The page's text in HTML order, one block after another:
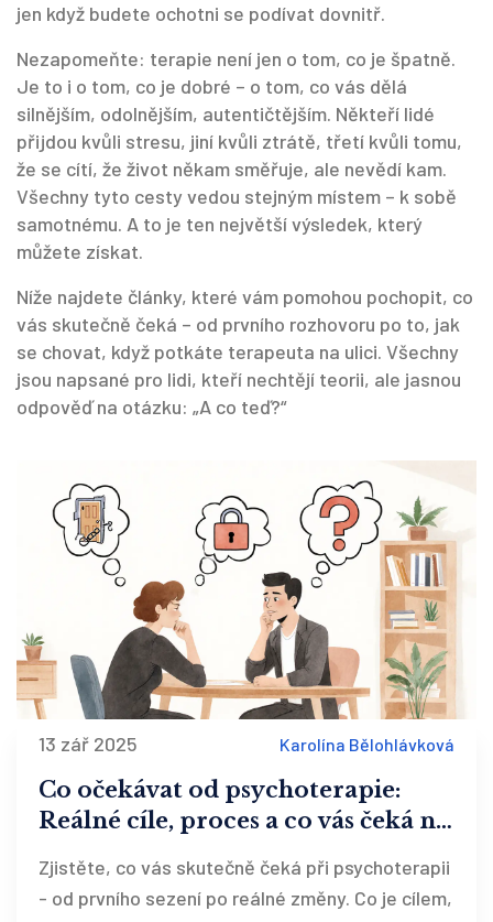
jen když budete ochotni se podívat dovnitř.
Nezapomeňte: terapie není jen o tom, co je špatně.
Je to i o tom, co je dobré – o tom, co vás dělá
silnějším, odolnějším, autentičtějším. Někteří lidé
přijdou kvůli stresu, jiní kvůli ztrátě, třetí kvůli tomu,
že se cítí, že život někam směřuje, ale nevědí kam.
Všechny tyto cesty vedou stejným místem – k sobě
samotnému. A to je ten největší výsledek, který
můžete získat.
Níže najdete články, které vám pomohou pochopit, co
vás skutečně čeká – od prvního rozhovoru po to, jak
se chovat, když potkáte terapeuta na ulici. Všechny
jsou napsané pro lidi, kteří nechtějí teorii, ale jasnou
odpověď na otázku: „A co teď?“
13 zář 2025 Karolína Bělohlávková
Co očekávat od psychoterapie:
Reálné cíle, proces a co vás čeká na
Zjistěte, co vás skutečně čeká při psychoterapii
- od prvního sezení po reálné změny. Co je cílem,